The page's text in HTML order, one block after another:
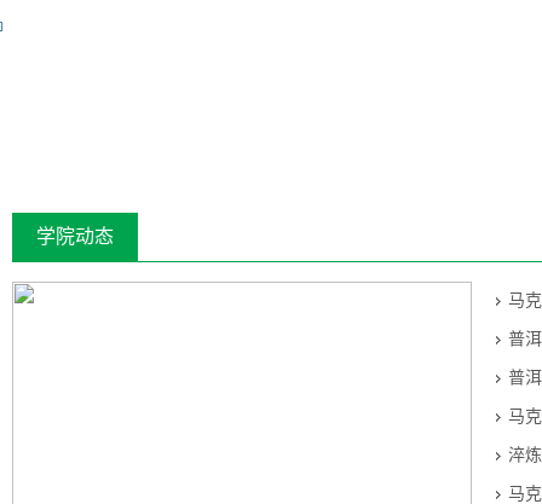
学院动态
马
普
普
马
淬
马